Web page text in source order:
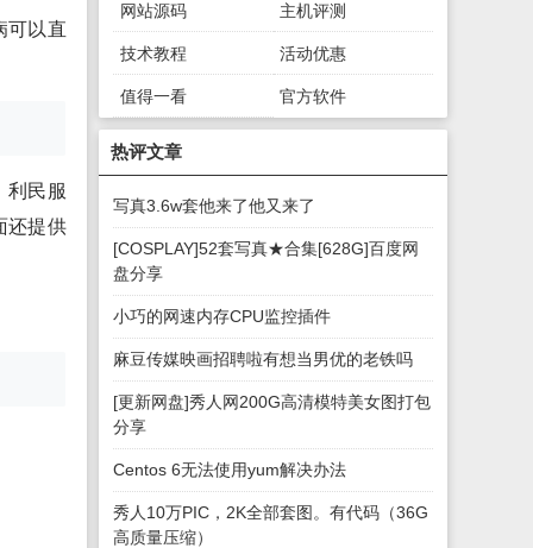
可以直
利民服
还提供
网站源码 主机评测
技术教程 活动优惠
值得一看
绿色软件
官方软件
热评文章
写真3.6w套他来了他又来了
[COSPLAY]52套写真★合集[628G]百度网
盘分享
小巧的网速内存CPU监控插件
麻豆传媒映画招聘啦有想当男优的老铁吗
[更新网盘]秀人网200G高清模特美女图打包
分享
Centos 6无法使用yum解决办法
秀人10万PIC，2K全部套图。有代码（36G
高质量压缩）